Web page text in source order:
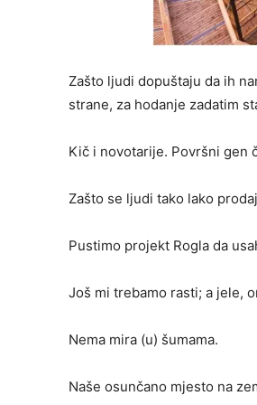
Zašto ljudi dopuštaju da ih
strane, za hodanje zadatim
Kič i novotarije. Površni gen
Zašto se ljudi tako lako
Pustimo projekt Rogla da
Još mi trebamo rasti; a jele,
Nema mira (u) šumama.
Naše osunčano mjesto na